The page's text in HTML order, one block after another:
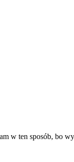
w ten sposób, bo